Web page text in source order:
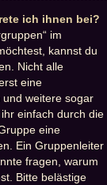
ich ihnen bei?
im
kannst du
Nicht alle
eine
weitere sogar
einfach durch die
eine
Ein Gruppenleiter
fragen, warum
Bitte belästige